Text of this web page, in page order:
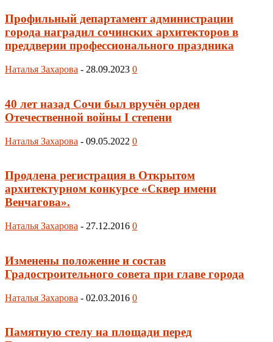
Профильный департамент администрации
города наградил сочинских архитекторов в
преддверии профессионального праздника
Наталья Захарова - 28.09.2023 0
40 лет назад Сочи был вручён орден
Отечественной войны I степени
Наталья Захарова - 09.05.2022 0
Продлена регистрация в Открытом
архитектурном конкурсе «Сквер имени
Венчагова».
Наталья Захарова - 27.12.2016 0
Изменены положение и состав
Градостроительного совета при главе города
Наталья Захарова - 02.03.2016 0
Памятную стелу на площади перед